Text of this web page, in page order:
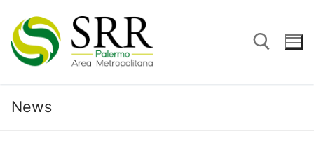
contenuto
News